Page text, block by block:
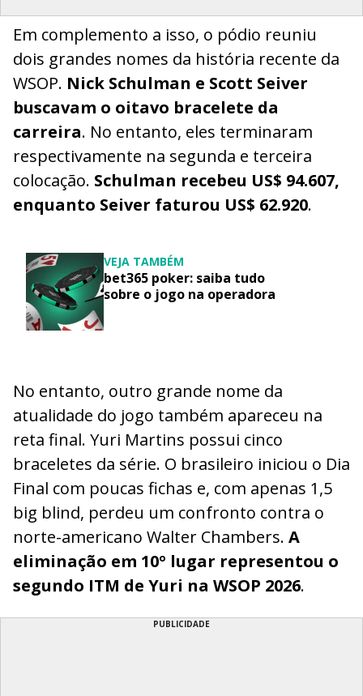
Em complemento a isso, o pódio reuniu
dois grandes nomes da história recente da
WSOP. Nick Schulman e Scott Seiver
buscavam o oitavo bracelete da
carreira. No entanto, eles terminaram
respectivamente na segunda e terceira
colocação. Schulman recebeu US$ 94.607,
enquanto Seiver faturou US$ 62.920.
VEJA TAMBÉM
bet365 poker: saiba tudo
sobre o jogo na operadora
No entanto, outro grande nome da
atualidade do jogo também apareceu na
reta final. Yuri Martins possui cinco
braceletes da série. O brasileiro iniciou o Dia
Final com poucas fichas e, com apenas 1,5
big blind, perdeu um confronto contra o
norte-americano Walter Chambers. A
eliminação em 10º lugar representou o
segundo ITM de Yuri na WSOP 2026.
PUBLICIDADE